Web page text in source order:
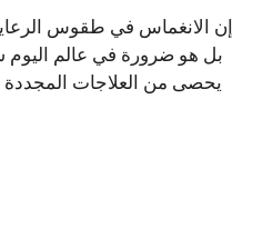
إن الانغماس في طقوس
بل هو ضرورة في عالم
يحصى من العلاجات المجددة